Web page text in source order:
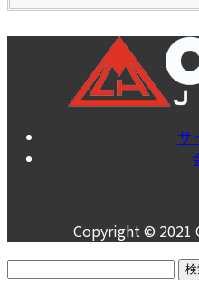
サ
Copyright © 2021
検